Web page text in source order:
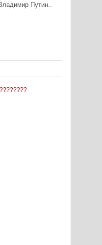
Путин..
????????